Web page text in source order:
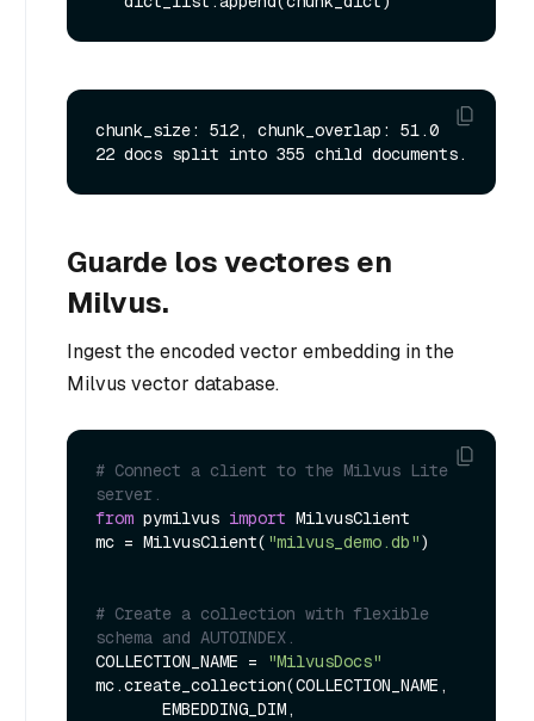
chunk_size: 512, chunk_overlap: 51.0
Guarde los vectores en
Milvus.
Ingest the encoded vector embedding in the
Milvus vector database.
# Connect a client to the Milvus Lite
server.
from pymilvus import MilvusClient
mc = MilvusClient( "milvus_demo.db")
# Create a collection with flexible
schema and AUTOINDEX.
COLLECTION_NAME =
"MilvusDocs"
mc.create_collection(COLLECTION_NAME,